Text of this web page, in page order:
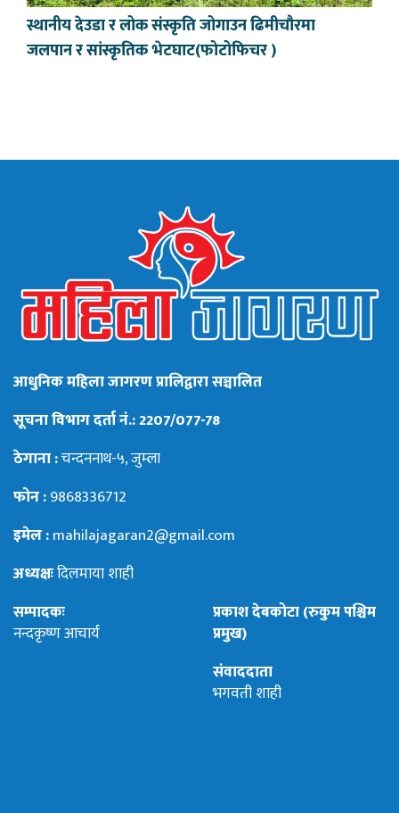
स्थानीय देउडा र लोक संस्कृति जोगाउन ढिमीचौरमा
जलपान र सांस्कृतिक भेटघाट(फोटोफिचर )
आधुनिक महिला जागरण प्रालिद्वारा सञ्चालित
सूचना विभाग दर्ता नं.: 2207/077-78
ठेगाना :चन्दननाथ-५, जुम्ला
फोन :9868336712
इमेल :mahilajagaran2@gmail.com
अध्यक्षःदिलमाया शाही
सम्पादकः
नन्दकृष्ण आचार्य
प्रकाश देबकोटा (रुकुम पश्चिम
प्रमुख)
संवाददाता
भगवती शाही